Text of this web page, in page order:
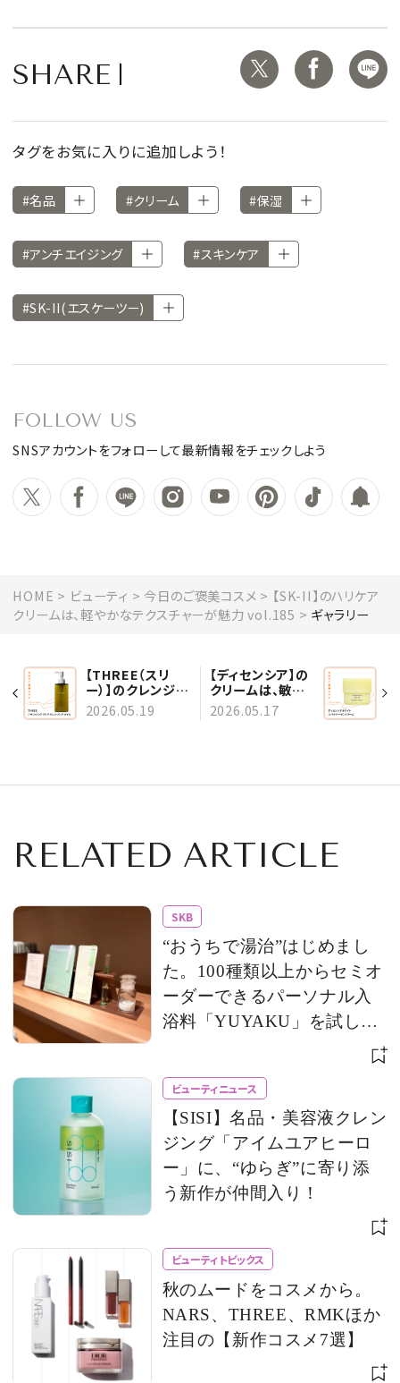
SHARE
タグをお気に入りに追加しよう！
#名品 #クリーム #保湿
#アンチエイジング #スキンケア
#SK-II(エスケーツー)
FOLLOW US
SNSアカウントをフォローして最新情報をチェックしよう
HOME ビューティ 今日のご褒美コスメ
【SK-II】のハリケア
クリームは、軽やかなテクスチャーが魅力 vol.185
ギャラリー
【THREE（スリ
ー）】のクレンジン
グオイルは、精油
の力で肌と心を整
2026.05.19
【ディセンシア】の
クリームは、敏感
肌とくすみにアプ
ローチ vol.184
2026.05.17
RELATED ARTICLE
SKB
“おうちで湯治”はじめまし
た。100種類以上からセミオ
ーダーできるパーソナル入
浴料「YUYAKU」を試して
ビューティニュース
【SISI】名品・美容液クレン
ジング「アイムユアヒーロ
ー」に、“ゆらぎ”に寄り添
う新作が仲間入り！
ビューティトピックス
秋のムードをコスメから。
NARS、THREE、RMKほか
注目の【新作コスメ7選】